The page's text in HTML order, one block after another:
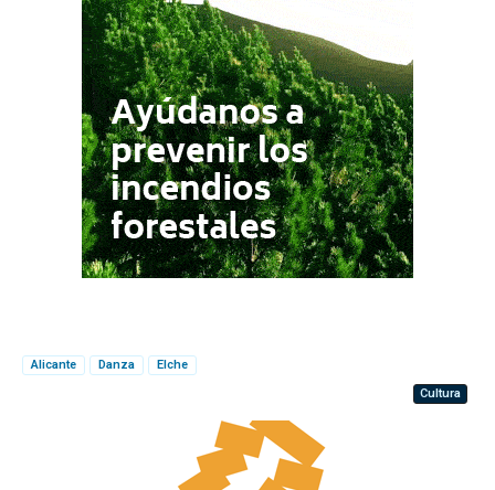
Alicante Danza
Elche
Cultura